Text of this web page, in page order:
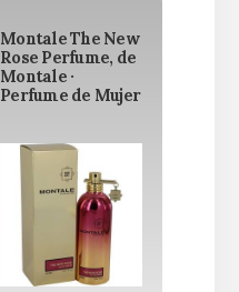
Montale The New
Rose Perfume, de
Montale ·
Perfume de Mujer